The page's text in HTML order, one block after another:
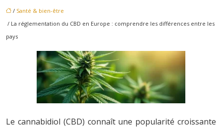
/ Santé & bien-être
/ La réglementation du CBD en Europe : comprendre les différences entre les
pays
Le cannabidiol (CBD) connaît une popularité croissante